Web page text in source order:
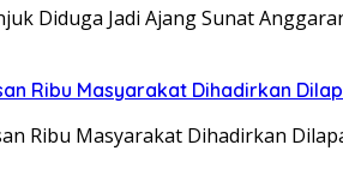
Diduga Jadi Ajang Sunat
Ribu Masyarakat Dihadirkan
Ribu Masyarakat Dihadirkan